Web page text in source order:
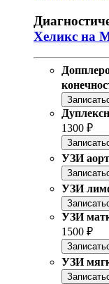
Хеликс на
1300 ₽
УЗИ
УЗИ
УЗИ
1500 ₽
УЗИ